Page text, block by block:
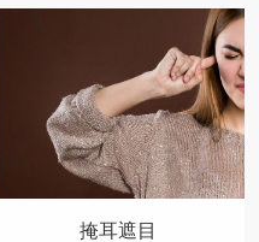
星期日是圣